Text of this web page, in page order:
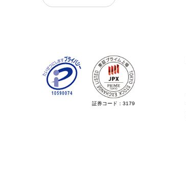
証券コード：3179